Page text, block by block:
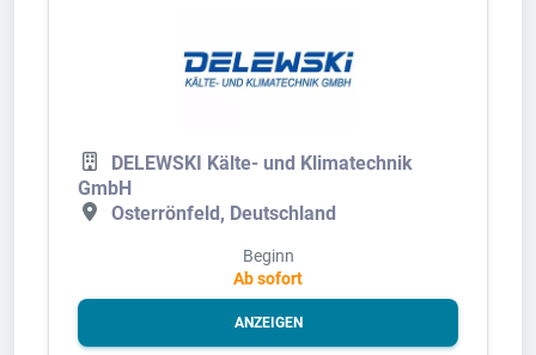
DELEWSKI Kälte- und Klimatechnik
GmbH
Osterrönfeld, Deutschland
Beginn
Ab sofort
ANZEIGEN